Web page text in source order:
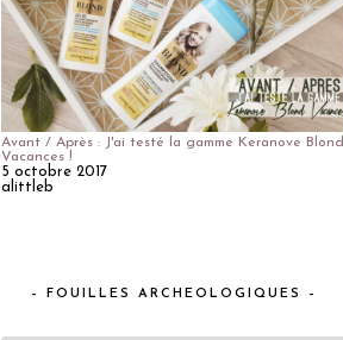
Avant / Après : J'ai testé la gamme Keranove Blond
Vacances !
5 octobre 2017
alittleb
– FOUILLES ARCHEOLOGIQUES –